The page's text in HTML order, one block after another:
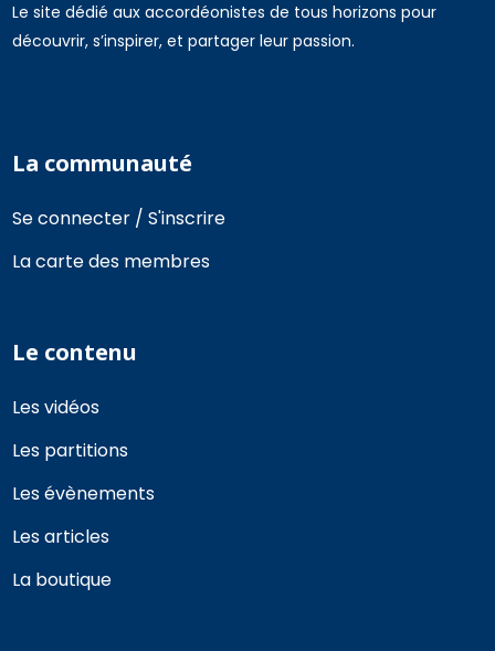
Le site dédié aux accordéonistes de tous horizons pour
découvrir, s’inspirer, et partager leur passion.
La communauté
Se connecter / S'inscrire
La carte des membres
Le contenu
Les vidéos
Les partitions
Les évènements
Les articles
La boutique